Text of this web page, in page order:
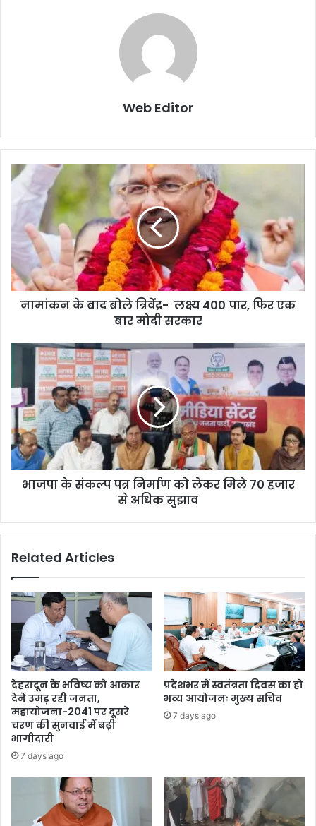
Web Editor
नामांकन के बाद बोले त्रिवेंद्र- लक्ष्य 400 पार, फिर एक
बार मोदी सरकार
भाजपा के संकल्प पत्र निर्माण को लेकर मिले 70 हजार
से अधिक सुझाव
Related Articles
देहरादून के भविष्य को आकार
देने उमड़ रही जनता,
महायोजना-2041 पर दूसरे
चरण की सुनवाई में बढ़ी
भागीदारी
7 days ago
प्रदेशभर में स्वतंत्रता दिवस का हो
भव्य आयोजनः मुख्य सचिव
7 days ago